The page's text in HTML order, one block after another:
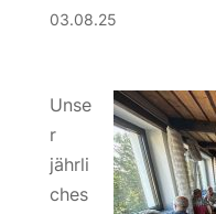
03.08.25
Unse
r
jährli
ches